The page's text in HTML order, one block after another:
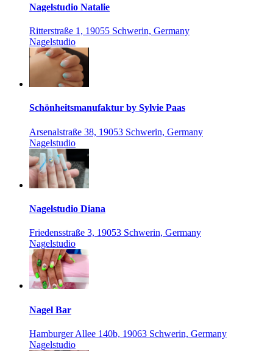
Nagelstudio Natalie
Ritterstraße 1, 19055 Schwerin, Germany
Nagelstudio
Schönheitsmanufaktur by Sylvie Paas
Arsenalstraße 38, 19053 Schwerin, Germany
Nagelstudio
Nagelstudio Diana
Friedensstraße 3, 19053 Schwerin, Germany
Nagelstudio
Nagel Bar
Hamburger Allee 140b, 19063 Schwerin, Germany
Nagelstudio